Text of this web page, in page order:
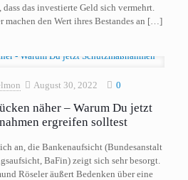
das investierte Geld sich vermehrt.
den Wert ihres Bestandes an […]
August 30, 2022 0
näher – Warum Du jetzt
ergreifen solltest
an, die Bankenaufsicht (Bundesanstalt
BaFin) zeigt sich sehr besorgt.
Röseler äußert Bedenken über eine